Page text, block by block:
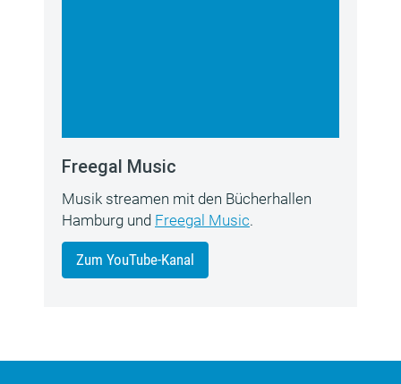
Freegal Music
Musik streamen mit den Bücherhallen
Hamburg und Freegal Music.
Zum YouTube-Kanal